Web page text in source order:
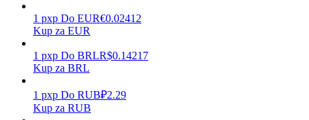
Mocna Świnka
Codziennie zdobywaj konkurencyjne nagrody
1 pxp Do EUR€0.02412
Kup za EUR
1 pxp Do BRLR$0.14217
Kup za BRL
1 pxp Do RUB₽2.29
Kup za RUB